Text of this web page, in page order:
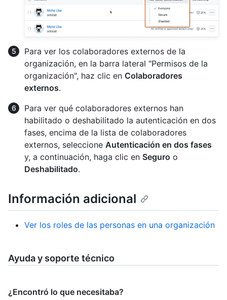
Para ver los colaboradores externos de la
organización, en la barra lateral "Permisos de la
organización", haz clic en Colaboradores
externos.
Para ver qué colaboradores externos han
habilitado o deshabilitado la autenticación en dos
fases, encima de la lista de colaboradores
externos, seleccione Autenticación en dos fases
y, a continuación, haga clic en Seguro o
Deshabilitado.
Información adicional
Ver los roles de las personas en una organización
Ayuda y soporte técnico
¿Encontró lo que necesitaba?